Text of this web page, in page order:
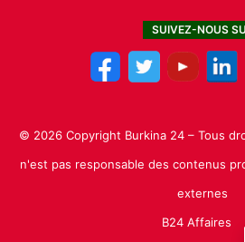
SUIVEZ-NOUS
© 2026 Copyright Burkina 24 – Tous
n'est pas responsable des contenus
externes
B24 Affaires